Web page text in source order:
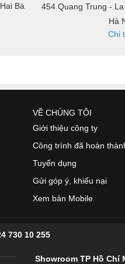
Bà
454 Quang Trung -
Hà
Chi
VỀ CHÚNG TÔI
Giới thiệu công ty
Công trình đã hoàn
Tuyển dụng
Gửi góp ý, khiếu nại
Xem bản Mobile
730 10 255
Showroom TP Hồ Chí